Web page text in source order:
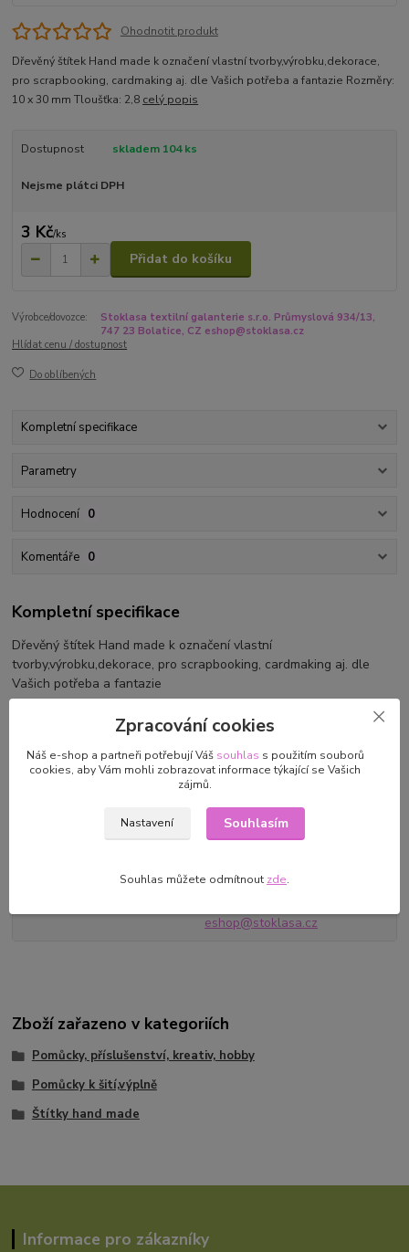
Ohodnotit produkt
Dřevěný štítek Hand made k označení vlastní tvorby,výrobku,dekorace,
pro scrapbooking, cardmaking aj. dle Vašich potřeba a fantazie Rozměry:
10 x 30 mm Tloušťka: 2,8 celý popis
Dostupnost skladem 104 ks
Nejsme plátci DPH
3 Kč/ks
Přidat do košíku
Výrobce/dovozce:
Stoklasa textilní galanterie s.r.o. Průmyslová 934/13,
747 23 Bolatice, CZ eshop@stoklasa.cz
Hlídat cenu / dostupnost
Do oblíbených
Kompletní specifikace
Parametry
Hodnocení 0
Komentáře 0
Kompletní specifikace
Dřevěný štítek Hand made k označení vlastní
tvorby,výrobku,dekorace, pro scrapbooking, cardmaking aj. dle
Vašich potřeba a fantazie
Rozměry: 10 x 30 mm
s.r.o. Průmyslová 934/13, 747
eshop@stoklasa.cz
Zboží zařazeno v kategoriích
Pomůcky, příslušenství, kreativ, hobby
Pomůcky k šití,výplně
Štítky hand made
Informace pro zákazníky
Zpracování cookies
Náš e-shop a partneři potřebují Váš souhlas s použitím souborů
cookies, aby Vám mohli zobrazovat informace týkající se Vašich
zájmů.
Nastavení Souhlasím
Souhlas můžete odmítnout zde.